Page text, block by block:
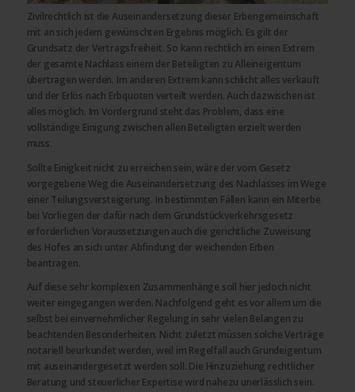
Zivilrechtlich ist die Auseinandersetzung dieser Erbengemeinschaft
mit an sich jedem gewünschten Ergebnis möglich. Es gilt der
Grundsatz der Vertragsfreiheit. So kann rechtlich im einen Extrem
der gesamte Nachlass einem der Beteiligten zu Alleineigentum
übertragen werden. Im anderen Extrem kann schlicht alles verkauft
und der Erlös nach Erbquoten verteilt werden. Auch dazwischen ist
alles möglich. Im Vordergrund steht das Problem, dass eine
vollständige Einigung zwischen allen Beteiligten erzielt werden
muss.
Sollte Einigkeit nicht zu erreichen sein, wäre der vom Gesetz
vorgegebene Weg die Auseinandersetzung des Nachlasses im Wege
einer Teilungsversteigerung. In bestimmten Fällen kann ein Miterbe
bei Vorliegen der dafür nach dem Grundstückverkehrsgesetz
erforderlichen Voraussetzungen auch die gerichtliche Zuweisung
des Hofes an sich unter Abfindung der weichenden Erben
beantragen.
Auf diese sehr komplexen Zusammenhänge soll hier jedoch nicht
weiter eingegangen werden. Nachfolgend geht es vor allem um die
selbst bei einvernehmlicher Regelung in sehr vielen Belangen zu
beachtenden Besonderheiten. Nicht zuletzt müssen solche Verträge
notariell beurkundet werden, weil im Regelfall auch Grundeigentum
mit auseinandergesetzt werden soll. Die Hinzuziehung rechtlicher
Beratung und steuerlicher Expertise wird nahezu unerlässlich sein.